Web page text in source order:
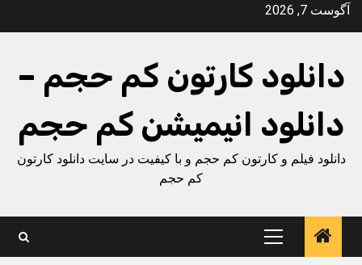
Skipآگوست 7, 2026
دانلود کارتون کم حجم –
دانلود انیمیشن کم حجم
دانلود فیلم و کارتون کم حجم و با کیفیت در سایت دانلود کارتون
کم حجم
Primary
Menu